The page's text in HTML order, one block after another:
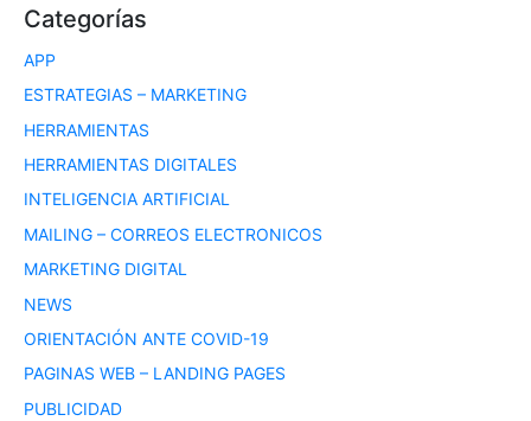
Categorías
APP
ESTRATEGIAS – MARKETING
HERRAMIENTAS
HERRAMIENTAS DIGITALES
INTELIGENCIA ARTIFICIAL
MAILING – CORREOS ELECTRONICOS
MARKETING DIGITAL
NEWS
ORIENTACIÓN ANTE COVID-19
PAGINAS WEB – LANDING PAGES
PUBLICIDAD